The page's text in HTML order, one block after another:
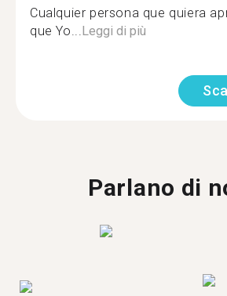
Cualquier persona que quiera
que Yo...Leggi di più
Parlano di